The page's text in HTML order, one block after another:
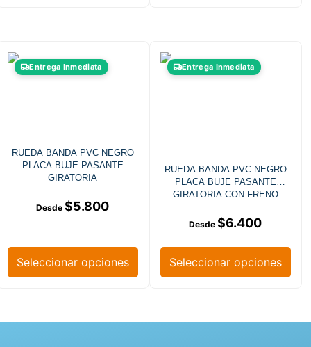
Entrega Inmediata
RUEDA BANDA PVC NEGRO
PLACA BUJE PASANTE
GIRATORIA
$5.800
Seleccionar opciones
Entrega Inmediata
RUEDA BANDA PVC NEGRO
PLACA BUJE PASANTE
GIRATORIA CON FRENO
$6.400
Seleccionar opciones